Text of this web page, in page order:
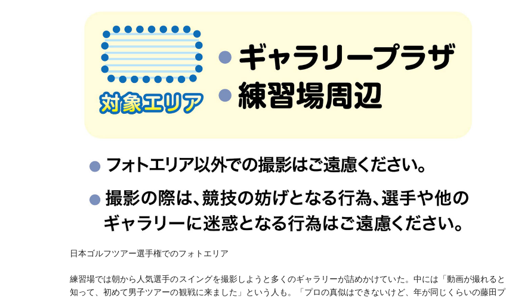
日本ゴルフツアー選手権でのフォトエリア
練習場では朝から人気選手のスイングを撮影しようと多くのギャラリーが詰めかけていた。中には「動画が撮れると
知って、初めて男子ツアーの観戦に来ました」という人も。「プロの真似はできないけど、年が同じくらいの藤田プ